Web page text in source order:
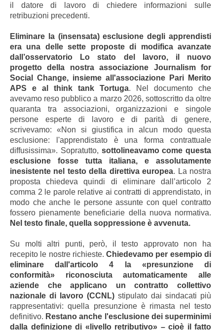
il datore di lavoro di chiedere informazioni sulle
retribuzioni precedenti.
Eliminare la (insensata) esclusione degli apprendisti
era una delle sette proposte di modifica avanzate
dall’osservatorio Lo stato del lavoro, il nuovo
progetto della nostra associazione Journalism for
Social Change, insieme all'associazione Pari Merito
APS e al think tank Tortuga. Nel documento che
avevamo reso pubblico a marzo 2026, sottoscritto da oltre
quaranta tra associazioni, organizzazioni e singole
persone esperte di lavoro e di parità di genere,
scrivevamo: «Non si giustifica in alcun modo questa
esclusione: l'apprendistato è una forma contrattuale
diffusissima». Sopratutto, sottolineavamo come questa
esclusione fosse tutta italiana, e assolutamente
inesistente nel testo della direttiva europea. La nostra
proposta chiedeva quindi di eliminare dall’articolo 2
comma 2 le parole relative ai contratti di apprendistato, in
modo che anche le persone assunte con quel contratto
fossero pienamente beneficiarie della nuova normativa.
Nel testo finale, quella soppressione è avvenuta.
Su molti altri punti, però, il testo approvato non ha
recepito le nostre richieste.Chiedevamo per esempio di
eliminare dall'articolo 4 la «presunzione di
conformità» riconosciuta automaticamente alle
aziende che applicano un contratto collettivo
nazionale di lavoro (CCNL) stipulato dai sindacati più
rappresentativi: quella presunzione è rimasta nel testo
definitivo. Restano anche l'esclusione dei superminimi
dalla definizione di «livello retributivo» – cioè il fatto